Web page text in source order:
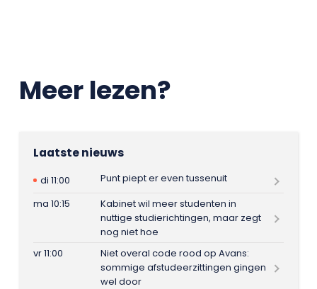
Meer lezen?
Laatste nieuws
di 11:00
Punt piept er even tussenuit
ma 10:15
Kabinet wil meer studenten in
nuttige studierichtingen, maar zegt
nog niet hoe
vr 11:00
Niet overal code rood op Avans:
sommige afstudeerzittingen gingen
wel door